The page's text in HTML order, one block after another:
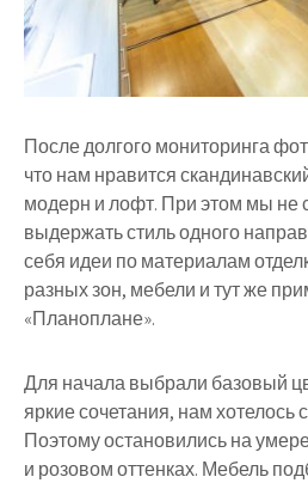
После долгого мониторинга
что нам нравится
модерн и лофт. При этом мы не
выдержать стиль одного
себя идеи по материалам
разных зон, мебели и тут же
«Планоплане».
Для начала выбрали базовый
яркие сочетания, нам хотелось
Поэтому остановились на
и розовом оттенках. Мебель